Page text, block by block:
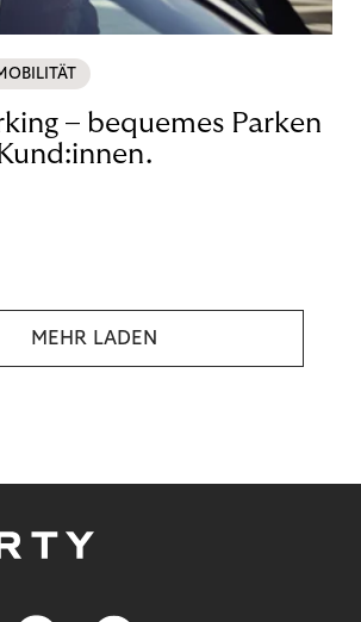
– bequemes Parken
MEHR LADEN